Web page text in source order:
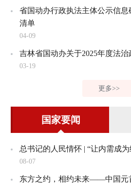
省国动办行政执法主体公示信
清单
04-09
吉林省国动办关于2025年度法
03-19
更多>>
国家要闻
总书记的人民情怀 | “让内需成
08-07
东方之约，相约未来——中国元